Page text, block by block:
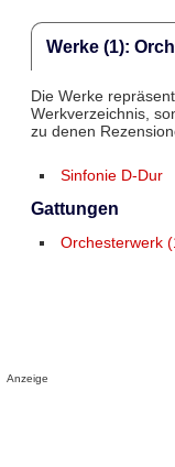
Werke (1):
Die Werke
Werkverzeichnis,
zu denen
Sinfonie D-Dur
Gattungen
Orchesterwerk
Anzeige